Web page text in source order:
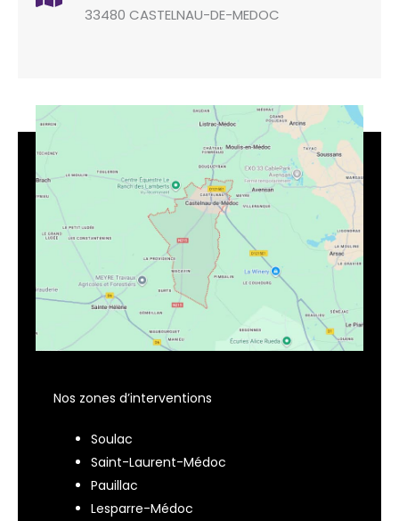
33480 CASTELNAU-DE-MEDOC
Nos zones d’interventions
Soulac
Saint-Laurent-Médoc
Pauillac
Lesparre-Médoc